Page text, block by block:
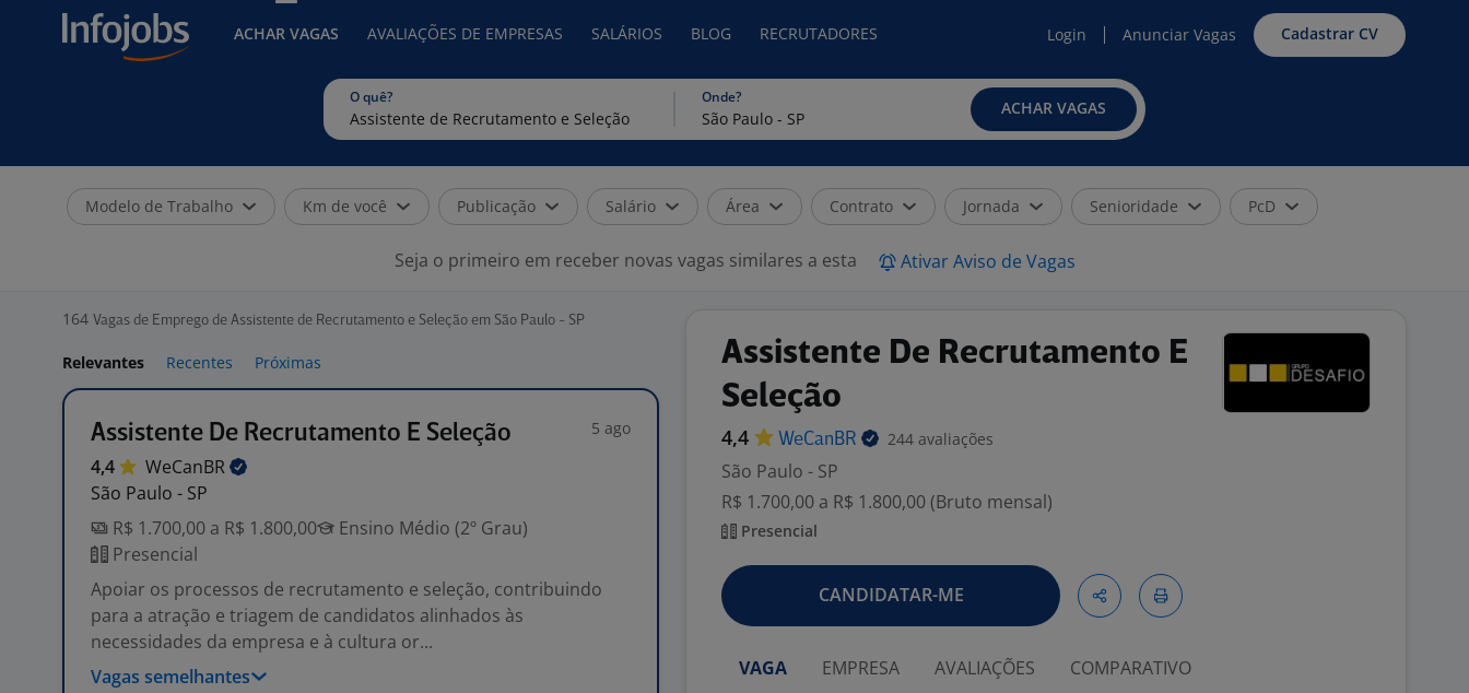
ACHAR VAGAS AVALIAÇÕES DE EMPRESAS SALÁRIOS BLOG RECRUTADORES Login Anunciar Vagas Cadastrar CV
O quê? Onde?
ACHAR VAGAS
Modelo de Trabalho Km de você Publicação Salário Área Contrato Jornada Senioridade PcD
Seja o primeiro em receber novas vagas similares a esta Ativar Aviso de Vagas
164 Vagas de Emprego de Assistente de Recrutamento e Seleção em São Paulo - SP
Relevantes Recentes Próximas
Assistente De Recrutamento E Seleção 5 ago
4,4
WeCanBR
São Paulo - SP
R$ 1.700,00 a R$ 1.800,00
Ensino Médio (2º Grau)
Presencial
Apoiar os processos de recrutamento e seleção, contribuindo
para a atração e triagem de candidatos alinhados às
necessidades da empresa e à cultura or...
Vagas semelhantes
Assistente De Recrutamento E
Seleção
4,4 WeCanBR 244 avaliações
São Paulo - SP
R$ 1.700,00 a R$ 1.800,00 (Bruto mensal)
Presencial
CANDIDATAR-ME
VAGA EMPRESA AVALIAÇÕES COMPARATIVO